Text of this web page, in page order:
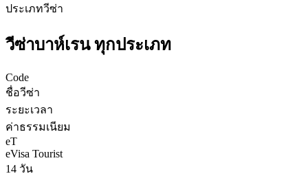
ประเภทวีซ่า
วีซ่าบาห์เรน ทุกประเภท
Code
ชื่อวีซ่า
ระยะเวลา
ค่าธรรมเนียม
eT
eVisa Tourist
14 วัน